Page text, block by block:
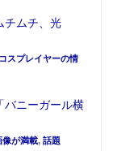
チムチ、光
スプレイヤーの情
バニーガール横
像が満載, 話題